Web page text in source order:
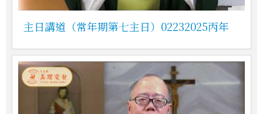
主日講道（常年期第七主日）02232025丙年